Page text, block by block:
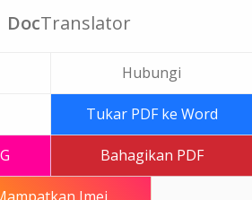
DocTranslator
Hubungi
Tukar PDF ke Word
Bahagikan PDF